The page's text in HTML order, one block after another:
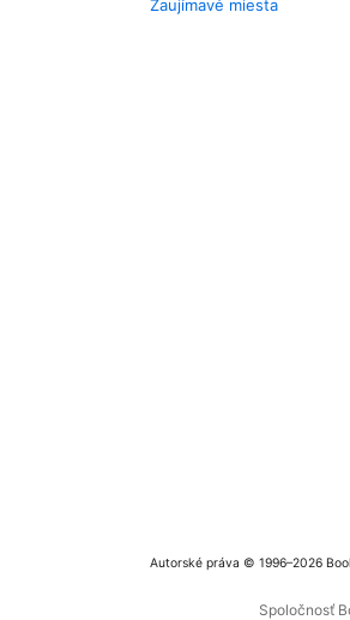
Zaujímavé miesta
Autorské práva © 1996–2026
Spoločnosť